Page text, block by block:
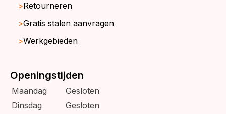
Retourneren
Gratis stalen aanvragen
Werkgebieden
Openingstijden
Maandag
Gesloten
Dinsdag
Gesloten